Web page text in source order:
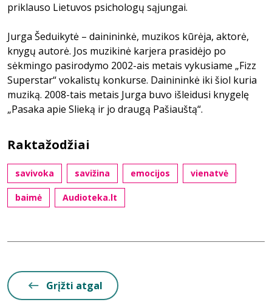
priklauso Lietuvos psichologų sąjungai.
Jurga Šeduikytė – dainininkė, muzikos kūrėja, aktorė,
knygų autorė. Jos muzikinė karjera prasidėjo po
sėkmingo pasirodymo 2002-ais metais vykusiame „Fizz
Superstar“ vokalistų konkurse. Dainininkė iki šiol kuria
muziką. 2008-tais metais Jurga buvo išleidusi knygelę
„Pasaka apie Slieką ir jo draugą Pašiauštą“.
Raktažodžiai
savivoka savižina emocijos vienatvė
baimė Audioteka.lt
Grįžti atgal